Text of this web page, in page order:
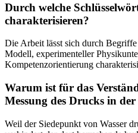
Durch welche
charakterisieren?
Die Arbeit lässt sich durch
Modell, experimenteller
Kompetenzorientierung
Warum ist für das
Messung des Drucks in
Weil der Siedepunkt von Wasser